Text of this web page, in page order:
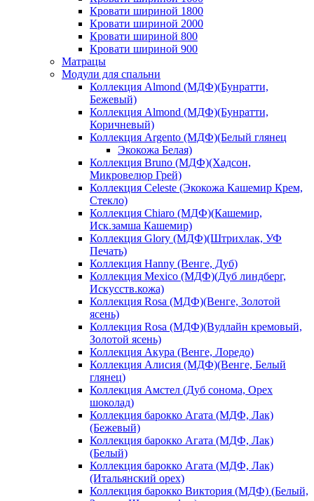
Кровати шириной 1800
Кровати шириной 2000
Кровати шириной 800
Кровати шириной 900
Матрацы
Модули для спальни
Коллекция Almond (МДФ)(Бунратти,
Бежевый)
Коллекция Almond (МДФ)(Бунратти,
Коричневый)
Коллекция Argento (МДФ)(Белый глянец
Экокожа Белая)
Коллекция Bruno (МДФ)(Хадсон,
Микровелюр Грей)
Коллекция Celeste (Экокожа Кашемир Крем,
Стекло)
Коллекция Chiaro (МДФ)(Кашемир,
Иск.замша Кашемир)
Коллекция Glory (МДФ)(Штрихлак, УФ
Печать)
Коллекция Hanny (Венге, Дуб)
Коллекция Mexico (МДФ)(Дуб линдберг,
Искусств.кожа)
Коллекция Rosa (МДФ)(Венге, Золотой
ясень)
Коллекция Rosa (МДФ)(Вудлайн кремовый,
Золотой ясень)
Коллекция Акура (Венге, Лоредо)
Коллекция Алисия (МДФ)(Венге, Белый
глянец)
Коллекция Амстел (Дуб сонома, Орех
шоколад)
Коллекция барокко Агата (МДФ, Лак)
(Бежевый)
Коллекция барокко Агата (МДФ, Лак)
(Белый)
Коллекция барокко Агата (МДФ, Лак)
(Итальянский орех)
Коллекция барокко Виктория (МДФ) (Белый,